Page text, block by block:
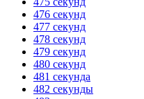
476 секунд
477 секунд
478 секунд
479 секунд
480 секунд
481 секунда
482 секунды